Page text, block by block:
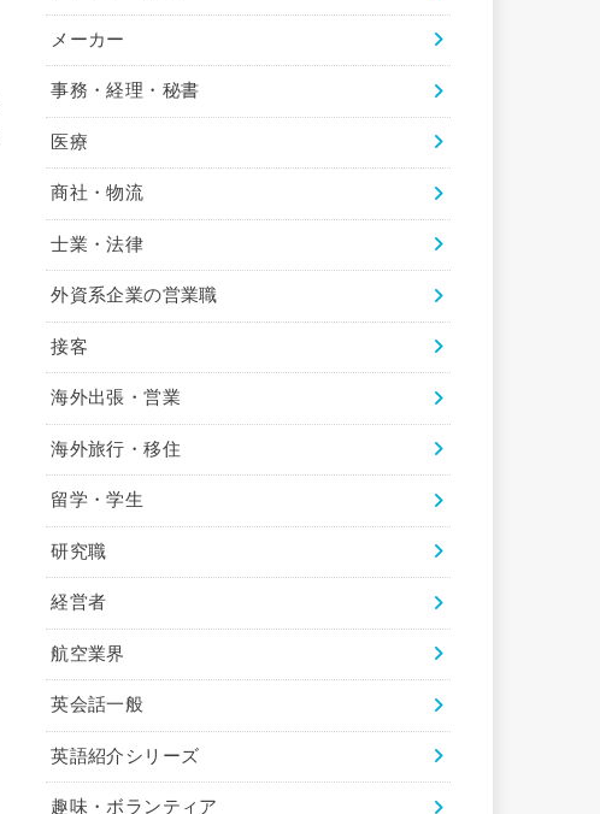
メーカー
事務・経理・秘書
医療
商社・物流
士業・法律
外資系企業の営業職
接客
海外出張・営業
海外旅行・移住
留学・学生
研究職
経営者
航空業界
英会話一般
英語紹介シリーズ
趣味・ボランティア